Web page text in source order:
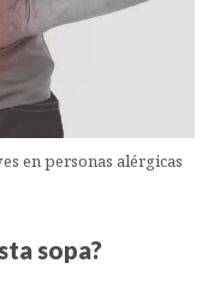
en personas alérgicas
sopa?